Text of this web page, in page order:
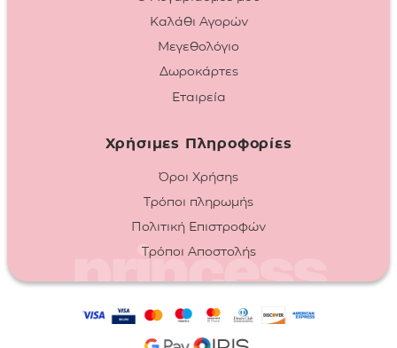
Καλάθι Αγορών
Μεγεθολόγιο
Δωροκάρτες
Εταιρεία
Χρήσιμες Πληροφορίες
Όροι Χρήσης
Τρόποι πληρωμής
Πολιτική Επιστροφών
Τρόποι Αποστολής